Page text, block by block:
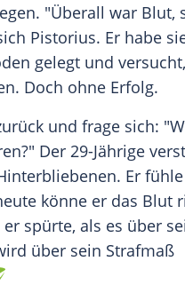
"Überall war Blut,
Pistorius. Er habe
gelegt und
Doch ohne Erfolg.
und frage sich:
Der 29-Jährige
Er
könne er das Blut
spürte, als es über
über sein Strafmaß